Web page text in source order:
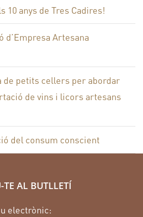
10 anys de Tres Cadires!
d’Empresa Artesana
de petits cellers per abordar
de vins i licors artesans
del consum conscient
TE AL BUTLLETÍ
electrònic: